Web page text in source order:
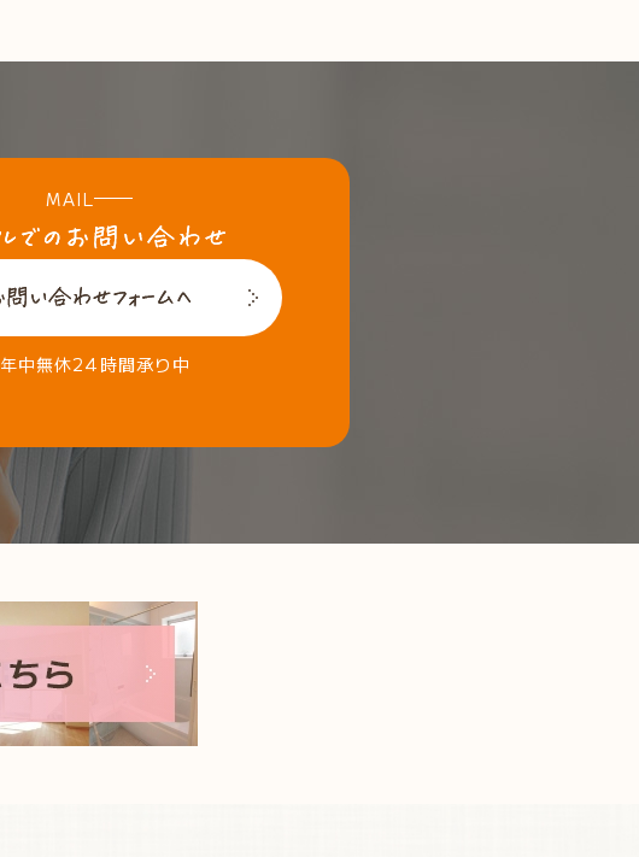
MAIL
年中無休24時間承り中